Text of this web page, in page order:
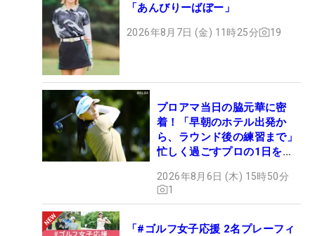
「あんびりーばぼー」
2026年8月7日 (金) 11時25分 19
プロアマ当日の脇元華に密
着！「早朝のホテル出発か
ら、ラウンド後の練習まで」
忙しく過ごすプロの1日を公
2026年8月6日 (木) 15時50分
1
「#ゴルフ女子応援 2名プレーフィ